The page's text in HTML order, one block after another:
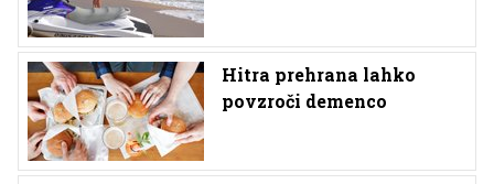
Hitra prehrana lahko
povzroči demenco